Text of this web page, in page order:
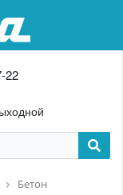
22
Бетон